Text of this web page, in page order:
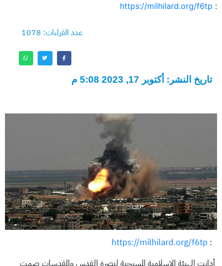
:
https://milhilard.org/f6tp
عدد القراءات: 1078
تاريخ النشر: أكتوبر 17, 2023 5:08 م
:
https://milhilard.org/f6tp
أدانت الهيئة الإسلامية المسيحية لنصرة القدس والمقدسات صمت